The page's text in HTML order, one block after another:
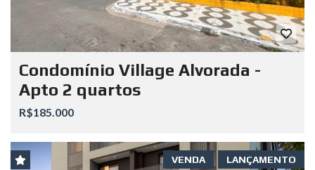
Condomínio Village Alvorada -
Apto 2 quartos
R$185.000
LANÇAMENTO
VENDA